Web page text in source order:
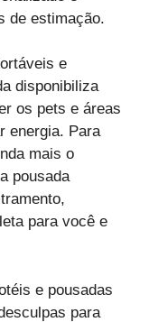
de estimação.
e
disponibiliza
os pets e áreas
energia. Para
mais o
pousada
para você e
e pousadas
para